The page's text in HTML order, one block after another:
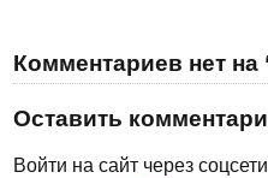
Комментариев нет на
Оставить
Войти на сайт через соцсети